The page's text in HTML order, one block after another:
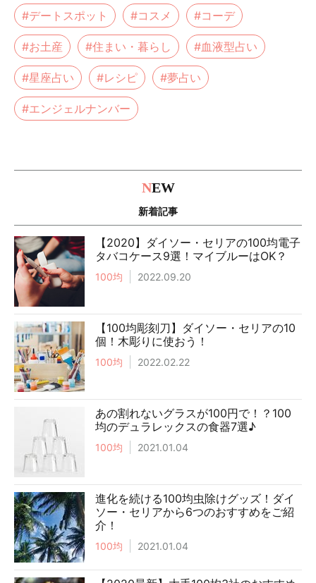
#デートスポット #コスメ #コーデ
#お土産 #住まい・暮らし #血液型占い
#星座占い #レシピ #夢占い
#エンジェルナンバー
NEW
新着記事
【2020】ダイソー・セリアの100均電子
タバコケース9選！マイブルーはOK？
100均 2022.09.20
【100均彫刻刀】ダイソー・セリアの10
個！木彫りに使おう！
100均 2022.02.22
あの割れないグラスが100円で！？100
均のデュラレックスの食器7選♪
100均 2021.01.04
進化を続ける100均虫除けグッズ！ダイ
ソー・セリアから6つのおすすめをご紹
介！
100均 2021.01.04